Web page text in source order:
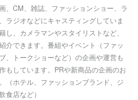
、CM、雑誌、ファッションショー、ラ
ラジオなどにキャスティングしていま
し、カメラマンやスタイリストなど、
介できます。番組やイベント（ファッ
、トークショーなど）の企画や運営も
もしています。PRや新商品の企画のお
（ホテル、ファッションブランド、ジ
食店など）